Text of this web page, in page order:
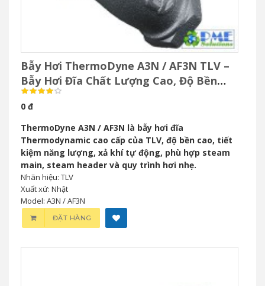
Bẫy Hơi ThermoDyne A3N / AF3N TLV –
Bẫy Hơi Đĩa Chất Lượng Cao, Độ Bền
Vượt Trội
0 đ
ThermoDyne A3N / AF3N là bẫy hơi đĩa
Thermodynamic cao cấp của TLV, độ bền cao, tiết
kiệm năng lượng, xả khí tự động, phù hợp steam
main, steam header và quy trình hơi nhẹ.
Nhãn hiệu: TLV
Xuất xứ: Nhật
Model: A3N / AF3N
ĐẶT HÀNG